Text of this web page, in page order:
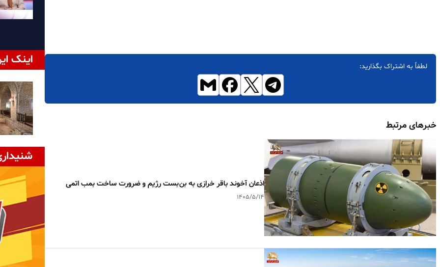
لطفاً به اشتراک بگذارید:
خبرهای مرتبط
اذعان آخوند باقر خرازی به بن‌بست رژیم و ضرورت ساخت بمب اتمی
۱۴۰۵/۵/۱۴
اینک